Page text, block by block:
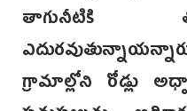
తాగునీటికి
గ్రామాల్లోని రోడ్లు